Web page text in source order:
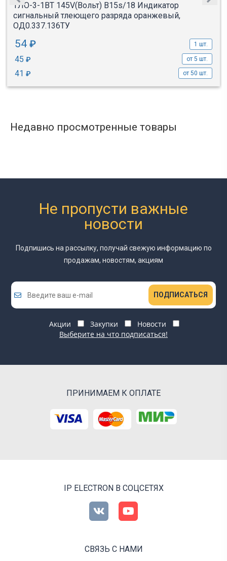
ТЛО-3-1ВТ 145V(Вольт) B15s/18 Индикатор
сигнальный тлеющего разряда оранжевый,
ОД0.337.136ТУ
54 ₽ 1 шт.
45 ₽ от 5 шт.
41 ₽ от 50 шт.
Недавно просмотренные товары
Не пропусти важные
новости
Подпишись на рассылку, получай свежую информацию по
продажам, новостям, акциям
ПОДПИСАТЬСЯ
Акции Закупки
Новости
Выберите на что подписаться!
ПРИНИМАЕМ К ОПЛАТЕ
IP ELECTRON В СОЦСЕТЯХ
СВЯЗЬ С НАМИ